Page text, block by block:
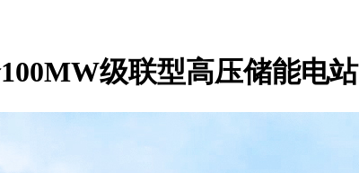
级联型高压储能电站